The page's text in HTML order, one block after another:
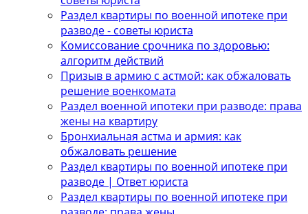
Раздел квартиры по военной ипотеке при
разводе - советы юриста
Комиссование срочника по здоровью:
алгоритм действий
Призыв в армию с астмой: как обжаловать
решение военкомата
Раздел военной ипотеки при разводе: права
жены на квартиру
Бронхиальная астма и армия: как
обжаловать решение
Раздел квартиры по военной ипотеке при
разводе | Ответ юриста
Раздел квартиры по военной ипотеке при